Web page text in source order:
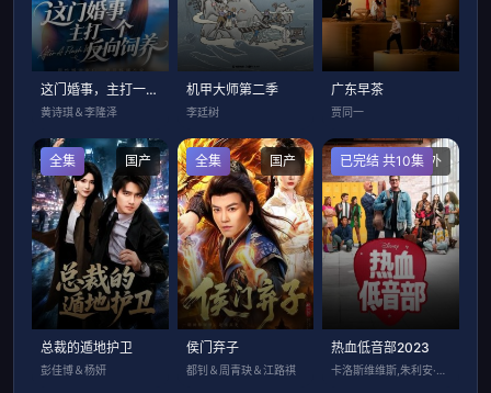
这门婚事，主打一个反向饲养
黄诗琪＆李隆泽
机甲大师第二季
李廷树
广东早茶
贾同一
国产
全集
总裁的遁地护卫
彭佳博＆杨妍
国产
全集
侯门弃子
都钊＆周青玦＆江路祺
海外
已完结 共10集
热血低音部2023